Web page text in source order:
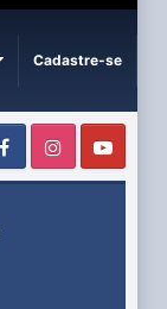
Cadastre-se
FacebookInstagram